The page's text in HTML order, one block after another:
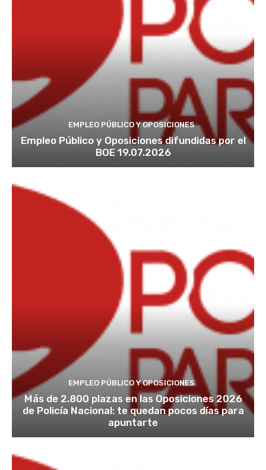
EMPLEO PÚBLICO Y OPOSICIONES
Empleo Público y Oposiciones difundidas por el
BOE 19.07.2026
EMPLEO PÚBLICO Y OPOSICIONES
Más de 2.800 plazas en las Oposiciones 2026
de Policía Nacional: te quedan pocos días para
apuntarte